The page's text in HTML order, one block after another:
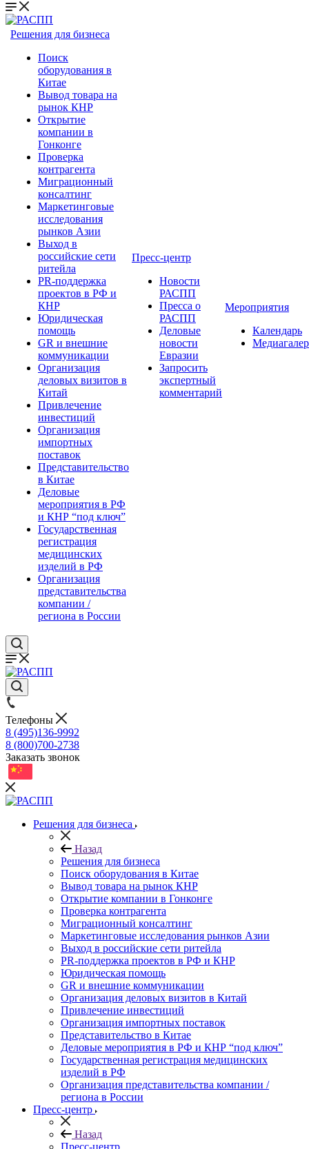
Решения для бизнеса
Поиск
оборудования в
Китае
Вывод товара на
рынок КНР
Открытие
компании в
Гонконге
Проверка
контрагента
Миграционный
консалтинг
Маркетинговые
исследования
рынков Азии
Выход в
российские сети
ритейла
PR-поддержка
проектов в РФ и
КНР
Юридическая
помощь
GR и внешние
коммуникации
Организация
деловых визитов в
Китай
Привлечение
инвестиций
Организация
импортных
поставок
Представительство
в Китае
Деловые
мероприятия в РФ
и КНР “под ключ”
Государственная
регистрация
медицинских
изделий в РФ
Организация
представительства
компании /
региона в России
Пресс-центр
Новости
РАСПП
Пресса о
РАСПП
Деловые
новости
Евразии
Запросить
экспертный
комментарий
Мероприятия
Календарь
Телефоны
8 (495)136-9992
8 (800)700-2738
Заказать звонок
Решения для бизнеса
Назад
Решения для бизнеса
Поиск оборудования в Китае
Вывод товара на рынок КНР
Открытие компании в Гонконге
Проверка контрагента
Миграционный консалтинг
Маркетинговые исследования рынков Азии
Выход в российские сети ритейла
PR-поддержка проектов в РФ и КНР
Юридическая помощь
GR и внешние коммуникации
Организация деловых визитов в Китай
Привлечение инвестиций
Организация импортных поставок
Представительство в Китае
Деловые мероприятия в РФ и КНР “под ключ”
Государственная регистрация медицинских
изделий в РФ
Организация представительства компании /
региона в России
Пресс-центр
Назад
Пресс-центр